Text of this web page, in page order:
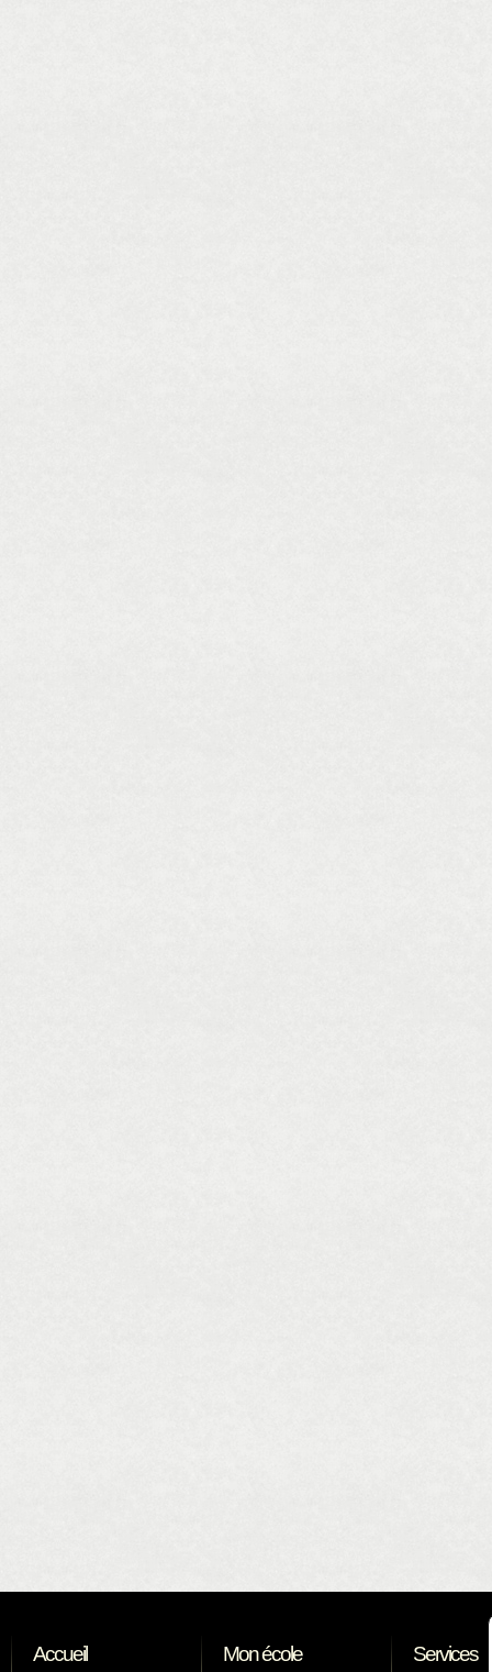
Accueil Mon école Services